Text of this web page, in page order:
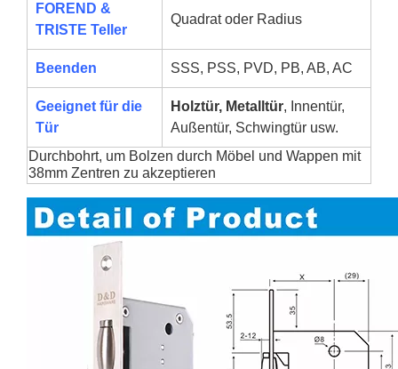
FOREND &
TRISTE Teller
Quadrat oder Radius
Beenden SSS, PSS, PVD, PB, AB, AC
Geeignet für die
Tür
Holztür, Metalltür, Innentür,
Außentür, Schwingtür usw.
Durchbohrt, um Bolzen durch Möbel und Wappen mit
38mm Zentren zu akzeptieren